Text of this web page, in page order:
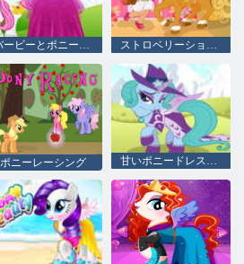
バービーとポニーのドレスアップ ストロベリーショートケーキとポニー
ポニーレーシング 甘いポニードレスアップ